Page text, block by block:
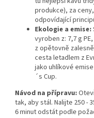
produkce), za
odpovídající
Ekologie a emise:
vyroben z: 7,7 g
z opětovně
cesta letadlem z
jako uhlíkové
´s Cup.
Návod na přípravu:
tak, aby stál. Nalijte 250 -
6 minut odstát podle